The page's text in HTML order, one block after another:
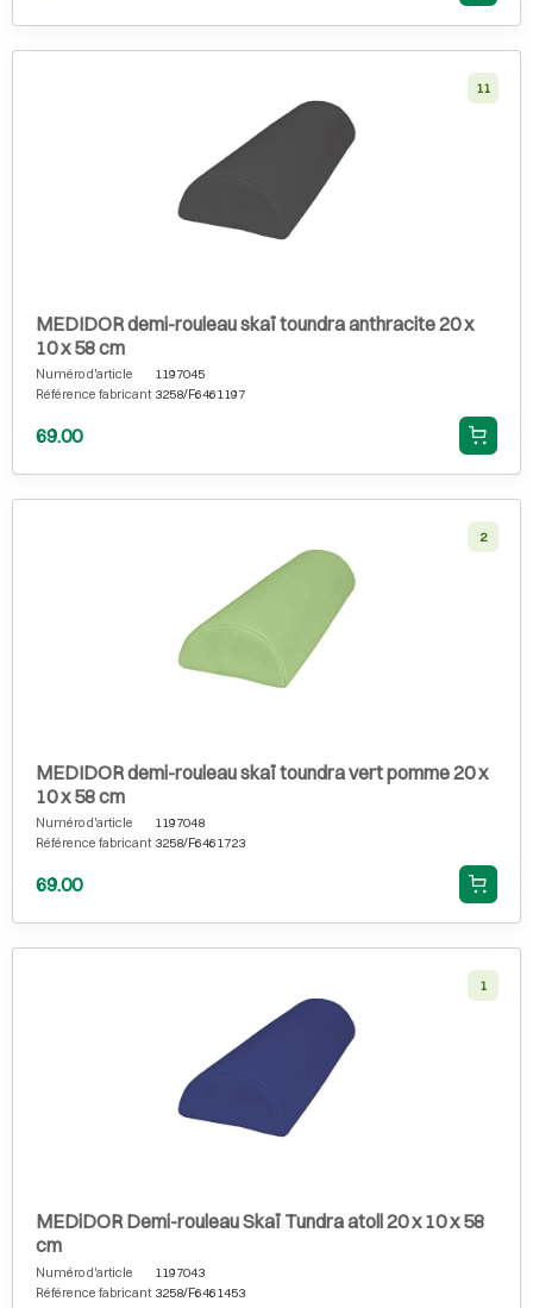
11
MEDIDOR demi-rouleau skaï toundra anthracite 20 x
10 x 58 cm
Numéro d'article
1197045
Référence fabricant 3258/F6461197
69.00
2
MEDIDOR demi-rouleau skaï toundra vert pomme 20 x
10 x 58 cm
Numéro d'article
1197048
Référence fabricant 3258/F6461723
69.00
1
MEDiDOR Demi-rouleau Skaï Tundra atoll 20 x 10 x 58
cm
Numéro d'article
1197043
Référence fabricant 3258/F6461453